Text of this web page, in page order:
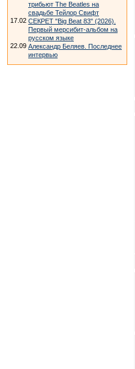
трибьют The Beatles на
свадьбе Тейлор Свифт
17.02 СЕКРЕТ "Big Beat 83" (2026).
Первый мерсибит-альбом на
русском языке
22.09 Александр Беляев. Последнее
интервью